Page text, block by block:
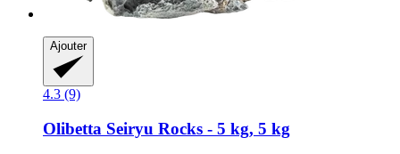
Ajouter
4.3 (9)
Olibetta Seiryu Rocks -​ 5 kg, 5 kg